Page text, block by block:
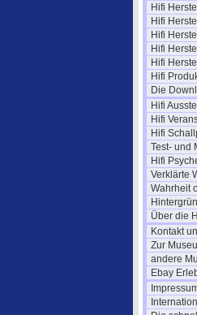
Hifi
Hifi
Hifi
Hifi
Hifi
Hifi
Die
Hifi
Hifi
Hifi
Test- und
Hifi
Verklärte
Wahrheit
Über die
Kontakt
Zur
andere
Ebay